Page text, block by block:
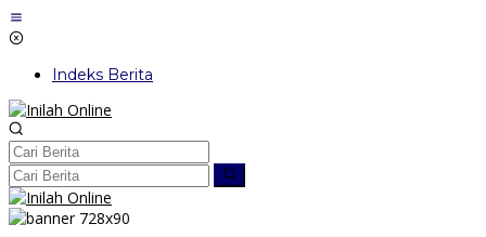
Lewati
ke
Indeks Berita